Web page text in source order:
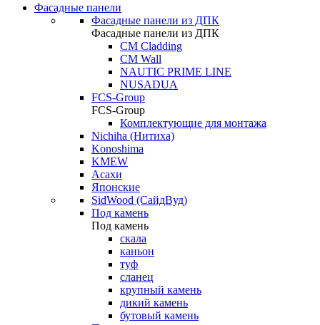
Фасадные панели
Фасадные панели из ДПК
Фасадные панели из ДПК
CM Cladding
CM Wall
NAUTIC PRIME LINE
NUSADUA
FCS-Group
FCS-Group
Комплектующие для монтажа
Nichiha (Нитиха)
Konoshima
KMEW
Асахи
Японские
SidWood (СайдВуд)
Под камень
Под камень
скала
каньон
туф
сланец
крупный камень
дикий камень
бутовый камень